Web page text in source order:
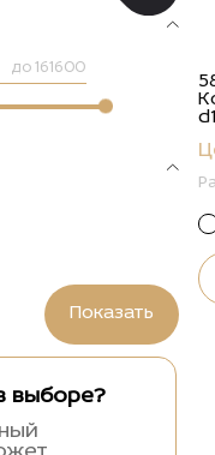
до
выборе?